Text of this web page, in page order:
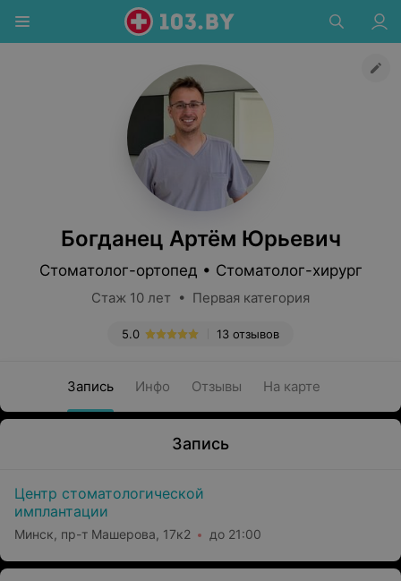
Богданец Артём Юрьевич
Стоматолог-ортопед • Стоматолог-хирург
Стаж 10 лет • Первая категория
13 отзывов
5.0
Запись Инфо Отзывы На карте
Запись
Центр стоматологической
имплантации
Минск, пр-т Машерова, 17к2 до 21:00